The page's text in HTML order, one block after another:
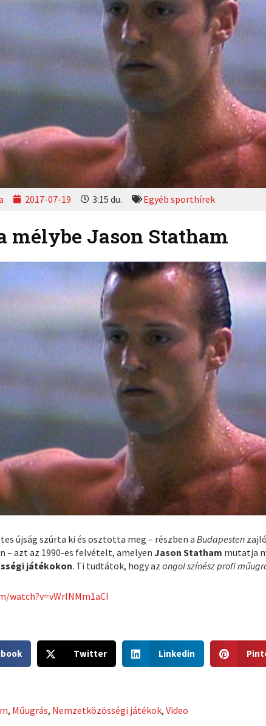
2017-07-19 3:15 du. Egyéb sporthírek
mélybe Jason Statham
újság szúrta ki és osztotta meg – részben aBudapesten zajló
– azt az 1990-es felvételt, amelyenJason Statham mutatja
játékokon. Ti tudtátok, hogy azangol színész profi
watch?v=vWrINMm1aCI
h
o
Twitter
h
o
Linkedin
h
, Műugrás, Nemzetközösségi játékok,Video